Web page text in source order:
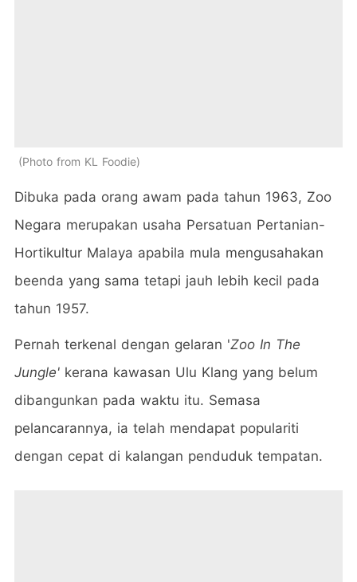
Photo from KL Foodie
Dibuka pada orang awam pada tahun 1963, Zoo
Negara merupakan usaha Persatuan Pertanian-
Hortikultur Malaya apabila mula mengusahakan
beenda yang sama tetapi jauh lebih kecil pada
tahun 1957.
Pernah terkenal dengan gelaran 'Zoo In The
Jungle' kerana kawasan Ulu Klang yang belum
dibangunkan pada waktu itu. Semasa
pelancarannya, ia telah mendapat populariti
dengan cepat di kalangan penduduk tempatan.